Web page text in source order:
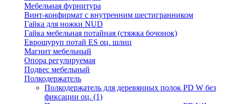
Мебельная фурнитура
Винт-конфирмат с внутренним шестигранником
Гайка для ножки NUD
Гайка мебельная потайная (стяжка бочонок)
Еврошуруп потай ES оц. шлиц
Магнит мебельный
Опора регулируемая
Подвес мебельный
Полкодержатель
Полкодержатель для деревянных полок PD W без
фиксации оц. (1)